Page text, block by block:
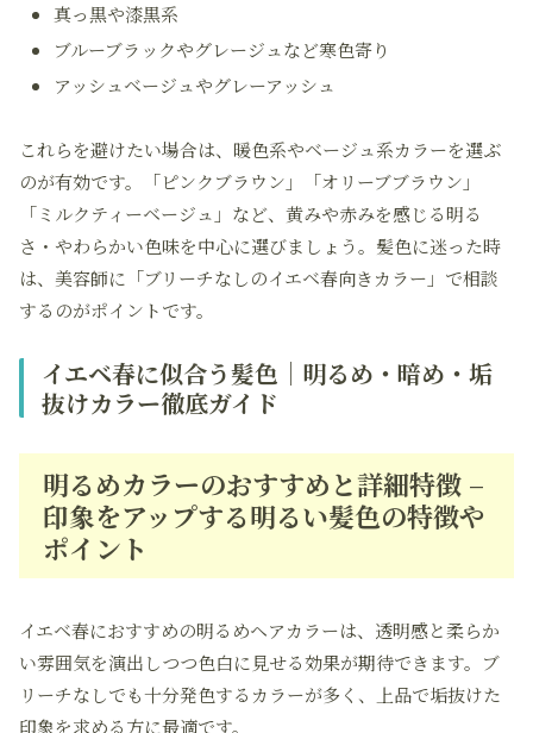
真っ黒や漆黒系
ブルーブラックやグレージュなど寒色寄り
アッシュベージュやグレーアッシュ
これらを避けたい場合は、暖色系やベージュ系カラーを選ぶ
のが有効です。「ピンクブラウン」「オリーブブラウン」
「ミルクティーベージュ」など、黄みや赤みを感じる明る
さ・やわらかい色味を中心に選びましょう。髪色に迷った時
は、美容師に「ブリーチなしのイエベ春向きカラー」で相談
するのがポイントです。
イエベ春に似合う髪色｜明るめ・暗め・垢
抜けカラー徹底ガイド
明るめカラーのおすすめと詳細特徴 –
印象をアップする明るい髪色の特徴や
ポイント
イエベ春におすすめの明るめヘアカラーは、透明感と柔らか
い雰囲気を演出しつつ色白に見せる効果が期待できます。ブ
リーチなしでも十分発色するカラーが多く、上品で垢抜けた
印象を求める方に最適です。